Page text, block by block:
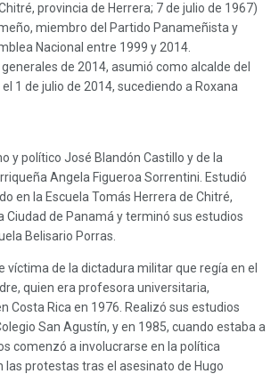
provincia de Herrera; 7 de julio de 1967)
miembro del Partido Panameñista y
Nacional entre 1999 y 2014.
de 2014, asumió como alcalde del
1 de julio de 2014, sucediendo a Roxana
y político José Blandón Castillo y de la
Angela Figueroa Sorrentini. Estudió
en la Escuela Tomás Herrera de Chitré,
Ciudad de Panamá y terminó sus estudios
Belisario Porras.
víctima de la dictadura militar que regía en el
quien era profesora universitaria,
Costa Rica en 1976. Realizó sus estudios
San Agustín, y en 1985, cuando estaba a
comenzó a involucrarse en la política
protestas tras el asesinato de Hugo